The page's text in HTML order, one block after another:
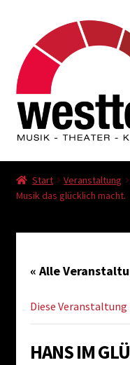
Navigation
springen
Inhalt
springen
Veranstaltungen
Kasse
Warenkorb
Datenschutz
AGB
Impressum
Start Veranstaltung
Musik das glücklich macht.
« Alle
Diese
HANS IM